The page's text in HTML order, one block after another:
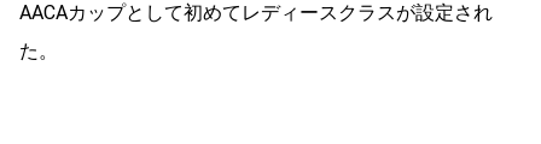
AACAカップとして初めてレディースクラスが設定され
た。